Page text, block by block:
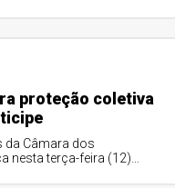
proteção coletiva
da Câmara dos
nesta terça-feira (12)